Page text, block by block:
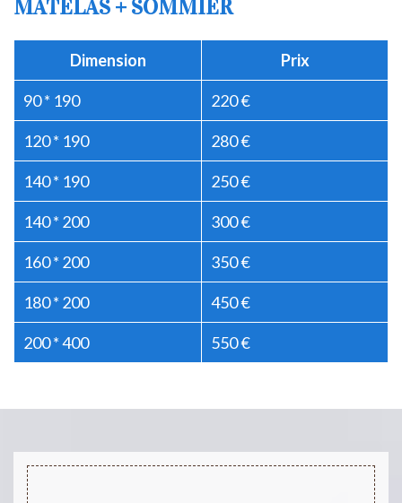
MATELAS + SOMMIER
Dimension Prix
90 * 190 220 €
120 * 190 280 €
140 * 190 250 €
140 * 200 300 €
160 * 200 350 €
180 * 200 450 €
200 * 400 550 €